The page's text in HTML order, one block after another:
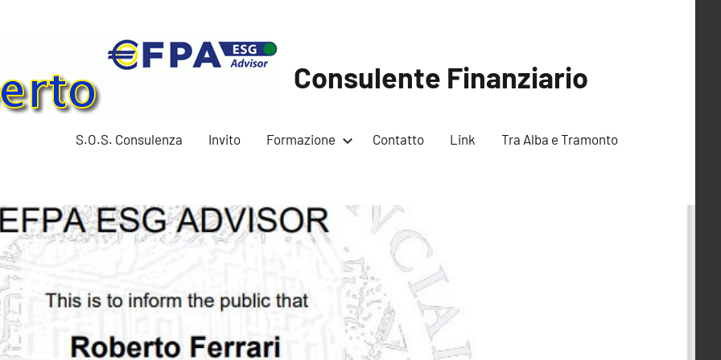
Consulente Finanziario
S.O.S. Consulenza Invito Formazione Contatto Link Tra Alba e Tramonto